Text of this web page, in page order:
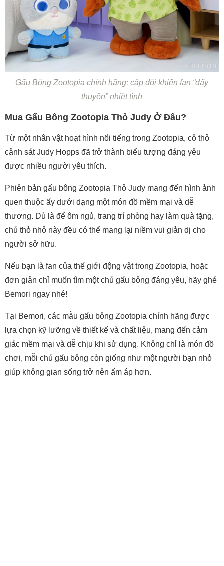
Gấu Bông Zootopia chính hãng: cặp đôi khiến fan “đẩy
thuyền” nhiệt tình
Mua Gấu Bông Zootopia Thỏ Judy Ở Đâu?
Từ một nhân vật hoạt hình nổi tiếng trong Zootopia, cô thỏ
cảnh sát Judy Hopps đã trở thành biểu tượng đáng yêu
được nhiều người yêu thích.
Phiên bản gấu bông Zootopia Thỏ Judy mang đến hình ảnh
quen thuộc ấy dưới dạng một món đồ mềm mại và dễ
thương. Dù là để ôm ngủ, trang trí phòng hay làm quà tặng,
chú thỏ nhỏ này đều có thể mang lại niềm vui giản dị cho
người sở hữu.
Nếu bạn là fan của thế giới động vật trong Zootopia, hoặc
đơn giản chỉ muốn tìm một chú gấu bông đáng yêu, hãy ghé
Bemori ngay nhé!
Tại Bemori, các mẫu gấu bông Zootopia chính hãng được
lựa chọn kỹ lưỡng về thiết kế và chất liệu, mang đến cảm
giác mềm mại và dễ chịu khi sử dụng. Không chỉ là món đồ
chơi, mỗi chú gấu bông còn giống như một người bạn nhỏ
giúp không gian sống trở nên ấm áp hơn.